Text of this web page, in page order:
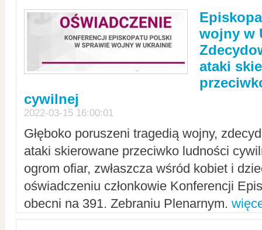
wojny w
ataki
cywilnej
2022-03-15 16:00:01
Głęboko poruszeni tragedią wojny,
ataki skierowane przeciwko ludności
ogrom ofiar, zwłaszcza wśród kobiet i
oświadczeniu członkowie Konferencji
obecni na 391. Zebraniu Plenarnym.